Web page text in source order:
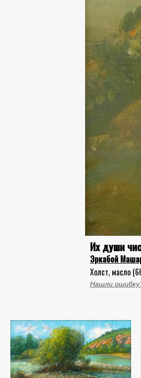
Их души
Эркабой
Холст, масло
Нашли